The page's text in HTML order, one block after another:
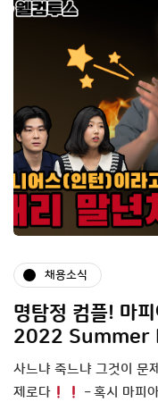
채용소식
명탐정 컴플! 마
2022 Summer
사느냐 죽느냐 그것이 문
제로다
– 혹시 마피